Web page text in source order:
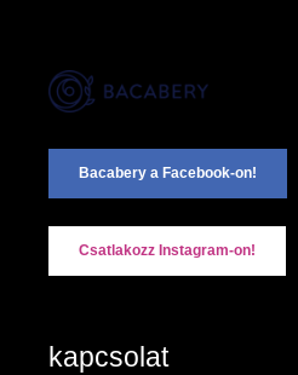
Bacabery a Facebook-on!
Csatlakozz Instagram-on!
kapcsolat